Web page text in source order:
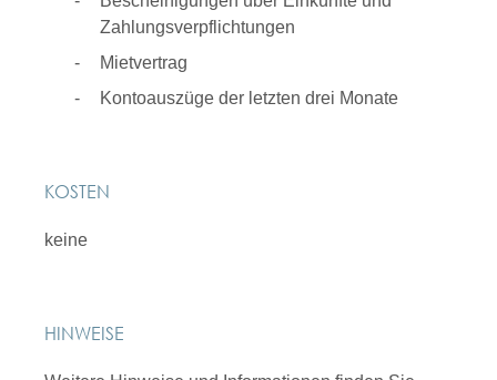
Zahlungsverpflichtungen
Mietvertrag
Kontoauszüge der letzten drei Monate
KOSTEN
keine
HINWEISE